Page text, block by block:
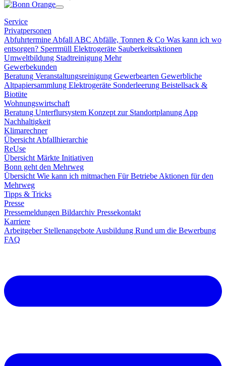
Service
Privatpersonen
Abfuhrtermine Abfall ABC Abfälle, Tonnen & Co Was kann ich wo
entsorgen? Sperrmüll Elektrogeräte Sauberkeitsaktionen
Umweltbildung Stadtreinigung Mehr
Gewerbekunden
Beratung Veranstaltungsreinigung Gewerbearten Gewerbliche
Altpapiersammlung Elektrogeräte Sonderleerung Beistellsack &
Biotüte
Wohnungswirtschaft
Beratung Unterflursystem Konzept zur Standortplanung App
Nachhaltigkeit
Klimarechner
Übersicht Abfallhierarchie
ReUse
Übersicht Märkte Initiativen
Bonn geht den Mehrweg
Übersicht Wie kann ich mitmachen Für Betriebe Aktionen für den
Mehrweg
Tipps & Tricks
Presse
Pressemeldungen Bildarchiv Pressekontakt
Karriere
Arbeitgeber Stellenangebote Ausbildung Rund um die Bewerbung
FAQ